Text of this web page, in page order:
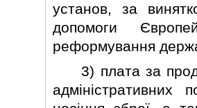
установ, за
допомоги
реформування
3) плата за
адмiнiстративних